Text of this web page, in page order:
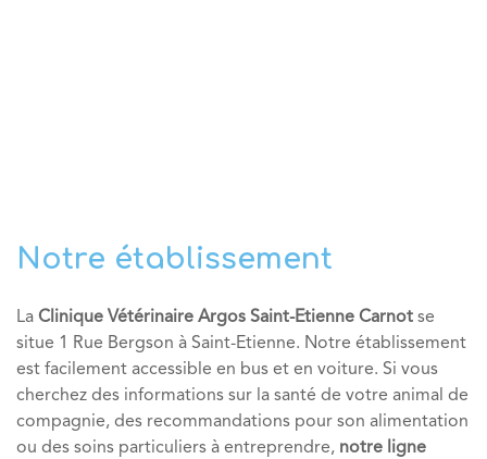
Notre établissement
La Clinique Vétérinaire Argos Saint-Etienne Carnot se
situe 1 Rue Bergson à Saint-Etienne. Notre établissement
est facilement accessible en bus et en voiture. Si vous
cherchez des informations sur la santé de votre animal de
compagnie, des recommandations pour son alimentation
ou des soins particuliers à entreprendre, notre ligne